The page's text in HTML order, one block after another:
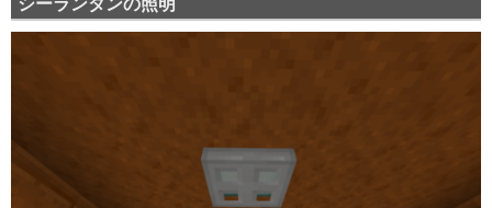
シーランタンの照明